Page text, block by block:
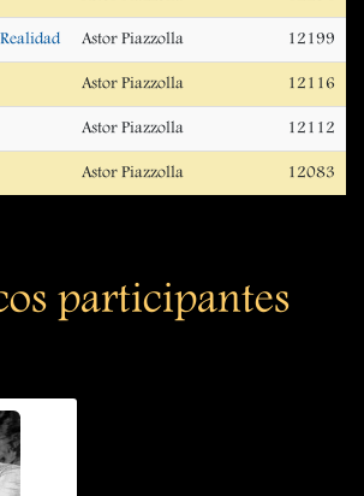
Astor Piazzolla 12199
Astor Piazzolla 12116
Astor Piazzolla 12112
Astor Piazzolla 12083
participantes